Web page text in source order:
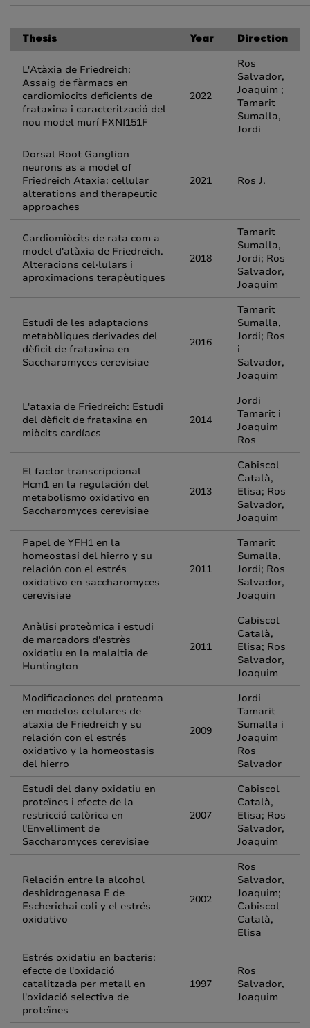
Thesis Year Direction
L'Atàxia de Friedreich:
Assaig de fàrmacs en
cardiomiocits deficients de
frataxina i caracterització del
nou model murí FXNI151F
2022
Ros
Salvador,
Joaquim ;
Tamarit
Sumalla,
Jordi
Dorsal Root Ganglion
neurons as a model of
Friedreich Ataxia: cellular
alterations and therapeutic
approaches
2021 Ros J.
Cardiomiòcits de rata com a
model d'atàxia de Friedreich.
Alteracions cel·lulars i
aproximacions terapèutiques
2018
Tamarit
Sumalla,
Jordi; Ros
Salvador,
Joaquim
Estudi de les adaptacions
metabòliques derivades del
dèficit de frataxina en
Saccharomyces cerevisiae
2016
Tamarit
Sumalla,
Jordi; Ros
i
Salvador,
Joaquim
L'ataxia de Friedreich: Estudi
del dèficit de frataxina en
miòcits cardíacs
2014
Jordi
Tamarit i
Joaquim
Ros
El factor transcripcional
Hcm1 en la regulación del
metabolismo oxidativo en
Saccharomyces cerevisiae
2013
Cabiscol
Català,
Elisa; Ros
Salvador,
Joaquim
Papel de YFH1 en la
homeostasi del hierro y su
relación con el estrés
oxidativo en saccharomyces
cerevisiae
2011
Tamarit
Sumalla,
Jordi; Ros
Salvador,
Joaquin
Anàlisi proteòmica i estudi
de marcadors d'estrès
oxidatiu en la malaltia de
Huntington
2011
Cabiscol
Català,
Elisa; Ros
Salvador,
Joaquim
Modificaciones del proteoma
en modelos celulares de
ataxia de Friedreich y su
relación con el estrés
oxidativo y la homeostasis
del hierro
2009
Jordi
Tamarit
Sumalla i
Joaquim
Ros
Salvador
Estudi del dany oxidatiu en
proteïnes i efecte de la
restricció calòrica en
l'Envelliment de
Saccharomyces cerevisiae
2007
Cabiscol
Català,
Elisa; Ros
Salvador,
Joaquim
Relación entre la alcohol
deshidrogenasa E de
Escherichai coli y el estrés
oxidativo
2002
Ros
Salvador,
Joaquim;
Cabiscol
Català,
Elisa
Estrés oxidatiu en bacteris:
efecte de l'oxidació
catalitzada per metall en
l'oxidació selectiva de
proteïnes
1997
Ros
Salvador,
Joaquim